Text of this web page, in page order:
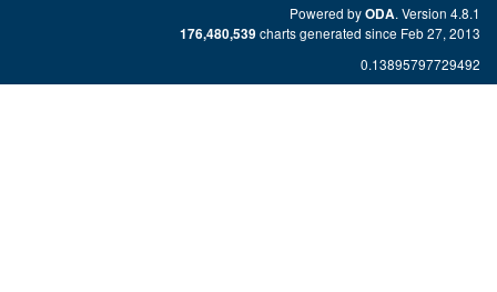
Powered byODA. Version 4.8.1
176,480,539charts generated since Feb 27, 2013
0.13895797729492